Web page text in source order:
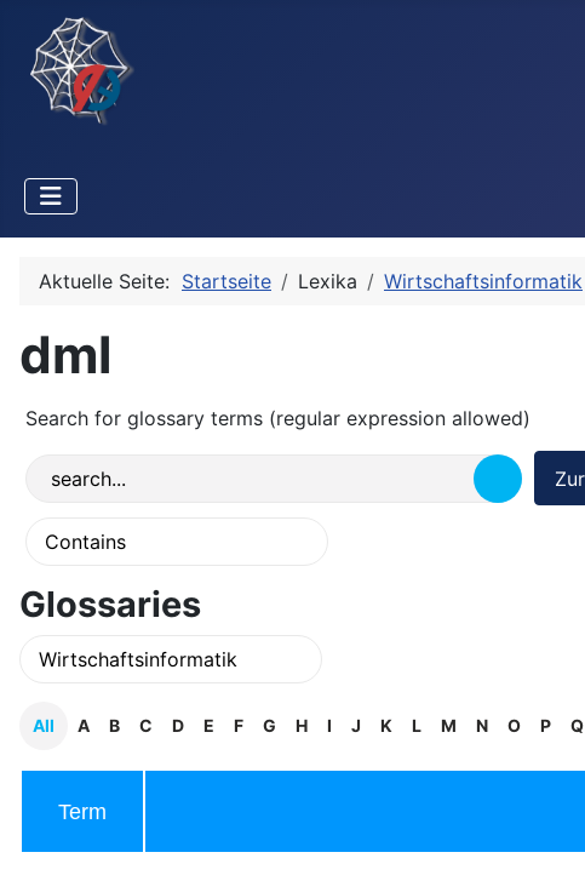
Aktuelle Seite: Startseite Lexika Wirtschaftsinformatik
dml
Search for glossary terms (regular expression allowed)
Glossaries
All A B C D E F G H I J K L M N O P Q
Term